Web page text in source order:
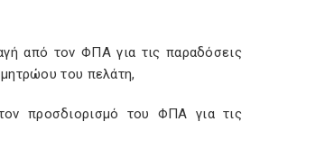
από τον ΦΠΑ για τις παραδόσεις
του πελάτη,
προσδιορισμό του ΦΠΑ για τις